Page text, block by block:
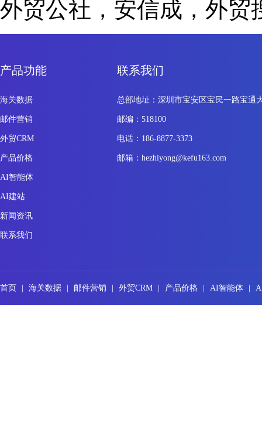
外贸公社，安信成，外贸
产品功能
海关数据
邮件营销
外贸CRM
产品价格
AI智能体
AI建站
新闻资讯
联系我们
联系我们
总部地址：深圳市宝安区宝民一路宝通
邮编：518100
电话：186-8877-3373
邮箱：hezhiyong@kefu163.com
首页 海关数据 邮件营销 外贸CRM 产品价格 AI智能体